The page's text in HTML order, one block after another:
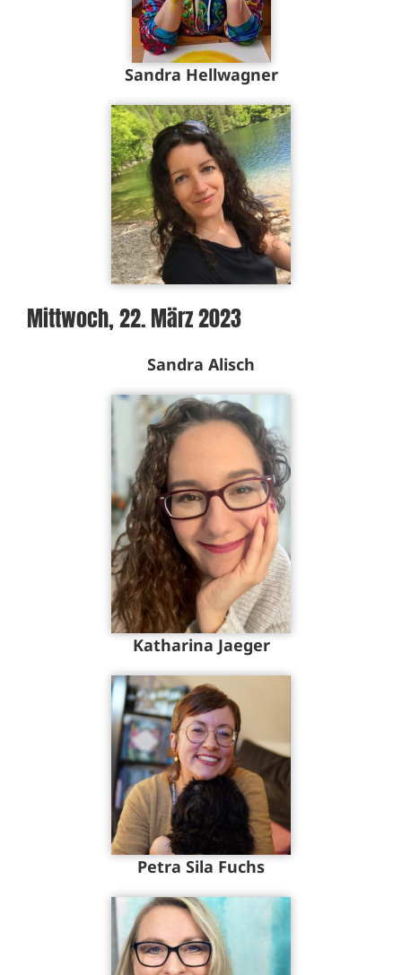
Sandra Hellwagner
Mittwoch, 22. März 2023
Sandra Alisch
Katharina Jaeger
Petra Sila Fuchs